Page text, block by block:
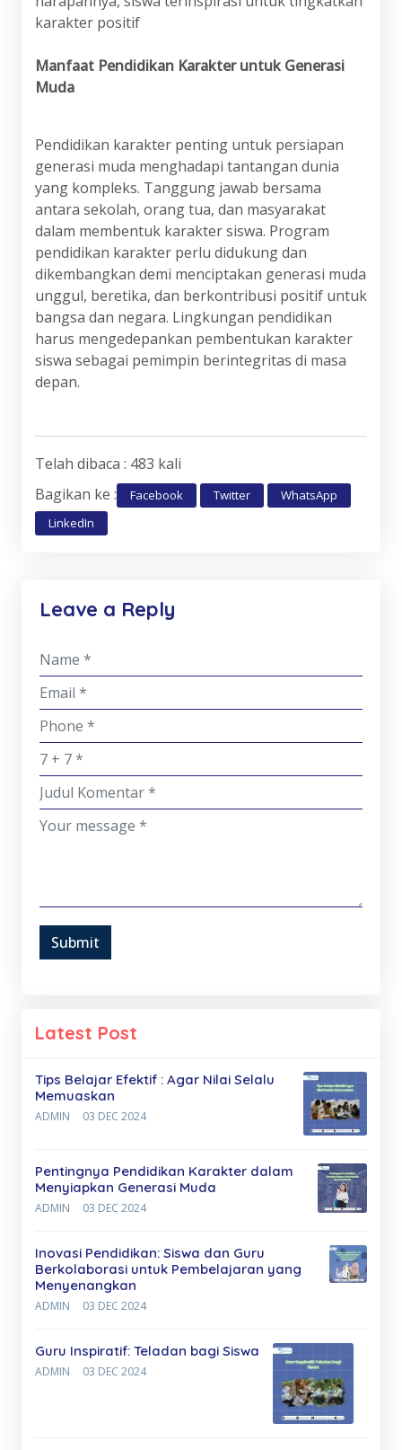
karakter positif
Manfaat Pendidikan Karakter untuk Generasi
Muda
Pendidikan karakter penting untuk persiapan
generasi muda menghadapi tantangan dunia
yang kompleks. Tanggung jawab bersama
antara sekolah, orang tua, dan masyarakat
dalam membentuk karakter siswa. Program
pendidikan karakter perlu didukung dan
dikembangkan demi menciptakan generasi muda
unggul, beretika, dan berkontribusi positif untuk
bangsa dan negara. Lingkungan pendidikan
harus mengedepankan pembentukan karakter
siswa sebagai pemimpin berintegritas di masa
depan.
Telah dibaca : 483 kali
Bagikan ke :
Facebook Twitter
WhatsApp
LinkedIn
Leave a Reply
Submit
Latest Post
Tips Belajar Efektif : Agar Nilai Selalu
Memuaskan
ADMIN 03 DEC 2024
Pentingnya Pendidikan Karakter dalam
Menyiapkan Generasi Muda
ADMIN 03 DEC 2024
Inovasi Pendidikan: Siswa dan Guru
Berkolaborasi untuk Pembelajaran yang
Menyenangkan
ADMIN 03 DEC 2024
Guru Inspiratif: Teladan bagi Siswa
ADMIN 03 DEC 2024